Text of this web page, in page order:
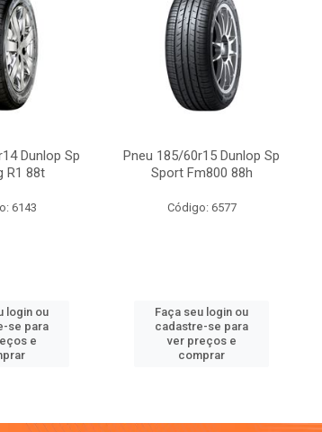
Dunlop Sp
R1 88t
6143
login ou
se para
e
Pneu 185/60r15 Dunlop Sp
Sport Fm800 88h
Código: 6577
Faça seu login ou
cadastre-se para
ver preços e
comprar